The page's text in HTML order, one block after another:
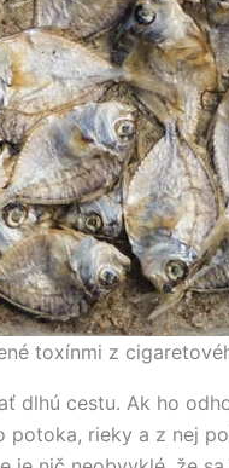
toxínmi z
dlhú cestu. Ak ho
rieky a z nej